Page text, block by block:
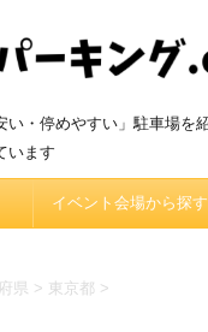
い・停めやすい」駐車場を
います
イベント会場から探す
県 > 東京都 >